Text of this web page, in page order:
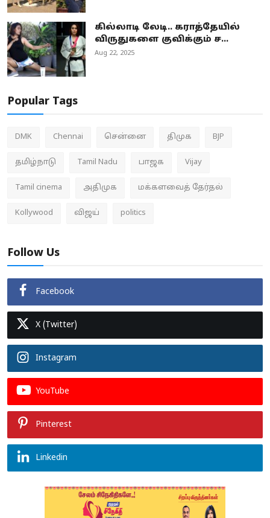
கில்லாடி லேடி.. கராத்தேயில்
விருதுகளை குவிக்கும் ச...
Aug 22, 2025
Popular Tags
DMK Chennai சென்னை திமுக BJP
தமிழ்நாடு Tamil Nadu பாஜக Vijay
Tamil cinema அதிமுக மக்களவைத் தேர்தல்
Kollywood விஜய் politics
Follow Us
Facebook
X (Twitter)
Instagram
YouTube
Pinterest
Linkedin